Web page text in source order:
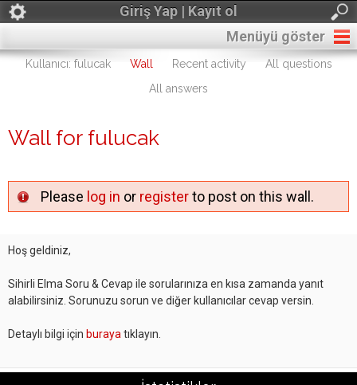
Giriş Yap | Kayıt ol
Menüyü göster
Kullanıcı: fulucak Wall Recent activity
All questions
All answers
Wall for fulucak
Please log in or registerto post on this wall.
Hoş geldiniz,
Sihirli Elma Soru & Cevap ile sorularınıza en kısa zamanda yanıt
alabilirsiniz. Sorunuzu sorun ve diğer kullanıcılar cevap versin.
Detaylı bilgi için buraya tıklayın.